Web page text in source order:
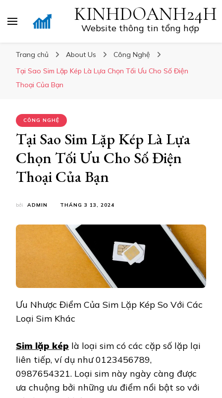
KINHDOANH24H
Website thông tin tổng hợp
Trang chủ About Us
Công Nghệ
Tại Sao Sim Lặp Kép Là Lựa Chọn Tối Ưu Cho Số Điện
Thoại Của Bạn
CÔNG NGHỆ
Tại Sao Sim Lặp Kép Là Lựa
Chọn Tối Ưu Cho Số Điện
Thoại Của Bạn
bởi ADMIN THÁNG 3 13, 2024
Ưu Nhược Điểm Của Sim Lặp Kép So Với Các
Loại Sim Khác
Sim lặp kép là loại sim có các cặp số lặp lại
liên tiếp, ví dụ như 0123456789,
0987654321. Loại sim này ngày càng được
ưa chuộng bởi những ưu điểm nổi bật so với